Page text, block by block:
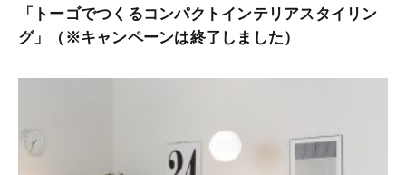
「トーゴでつくるコンパクトインテリアスタイリン
グ」（※キャンペーンは終了しました）